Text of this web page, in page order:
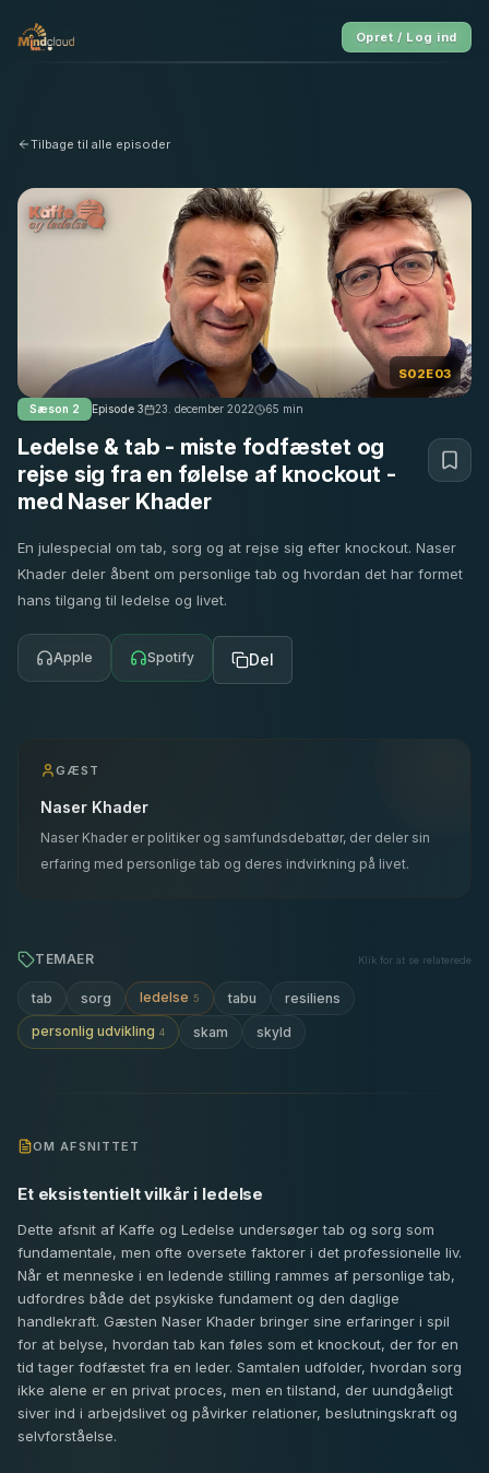
Opret / Log ind
Tilbage til alle episoder
S02E03
Sæson 2 Episode 3 23. december 2022 65 min
Ledelse & tab - miste fodfæstet og
rejse sig fra en følelse af knockout -
med Naser Khader
En julespecial om tab, sorg og at rejse sig efter knockout. Naser
Khader deler åbent om personlige tab og hvordan det har formet
hans tilgang til ledelse og livet.
Apple Spotify Del
GÆST
Naser Khader
Naser Khader er politiker og samfundsdebattør, der deler sin
erfaring med personlige tab og deres indvirkning på livet.
TEMAER Klik for at se relaterede
tab sorg ledelse 5 tabu resiliens
personlig udvikling 4 skam skyld
OM AFSNITTET
Et eksistentielt vilkår i ledelse
Dette afsnit af Kaffe og Ledelse undersøger tab og sorg som
fundamentale, men ofte oversete faktorer i det professionelle liv.
Når et menneske i en ledende stilling rammes af personlige tab,
udfordres både det psykiske fundament og den daglige
handlekraft. Gæsten Naser Khader bringer sine erfaringer i spil
for at belyse, hvordan tab kan føles som et knockout, der for en
tid tager fodfæstet fra en leder. Samtalen udfolder, hvordan sorg
ikke alene er en privat proces, men en tilstand, der uundgåeligt
siver ind i arbejdslivet og påvirker relationer, beslutningskraft og
selvforståelse.